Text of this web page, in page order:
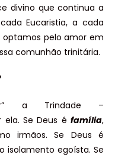
divino que continua a
Eucaristia, a cada
pelo amor em
comunhão trinitária.
a Trindade –
ela. Se Deus éfamília,
irmãos. Se Deus é
isolamento egoísta. Se